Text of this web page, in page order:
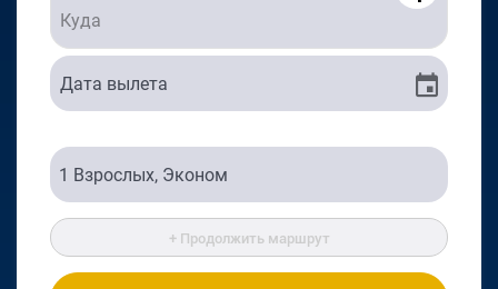
+ Продолжить маршрут